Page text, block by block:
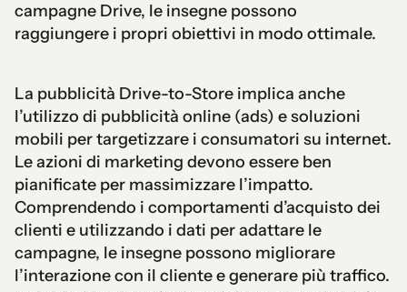
campagne Drive, le insegne possono
raggiungere i propri obiettivi in modo ottimale.
La pubblicità Drive-to-Store implica anche
l’utilizzo di pubblicità online (ads) e soluzioni
mobili per targetizzare i consumatori su internet.
Le azioni di marketing devono essere ben
pianificate per massimizzare l’impatto.
Comprendendo i comportamenti d’acquisto dei
clienti e utilizzando i dati per adattare le
campagne, le insegne possono migliorare
l’interazione con il cliente e generare più traffico.